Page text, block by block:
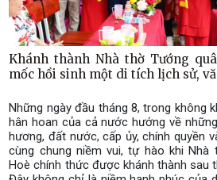
Khánh thành Nhà thờ Tướng
mốc hồi sinh một di tích lịch sử,
Những ngày đầu tháng 8, trong không
hân hoan của cả nước hướng về
hương, đất nước, cấp ủy, chính quyền
cùng chung niềm vui, tự hào khi Nhà
Hoè chính thức được khánh thành sau